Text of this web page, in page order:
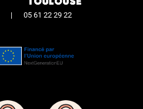
| 05 61 22 29 22